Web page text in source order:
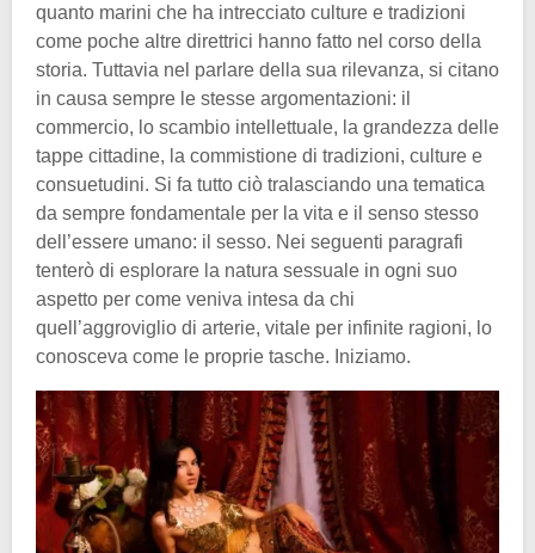
quanto marini che ha intrecciato culture e tradizioni
come poche altre direttrici hanno fatto nel corso della
storia. Tuttavia nel parlare della sua rilevanza, si citano
in causa sempre le stesse argomentazioni: il
commercio, lo scambio intellettuale, la grandezza delle
tappe cittadine, la commistione di tradizioni, culture e
consuetudini. Si fa tutto ciò tralasciando una tematica
da sempre fondamentale per la vita e il senso stesso
dell’essere umano: il sesso. Nei seguenti paragrafi
tenterò di esplorare la natura sessuale in ogni suo
aspetto per come veniva intesa da chi
quell’aggroviglio di arterie, vitale per infinite ragioni, lo
conosceva come le proprie tasche. Iniziamo.